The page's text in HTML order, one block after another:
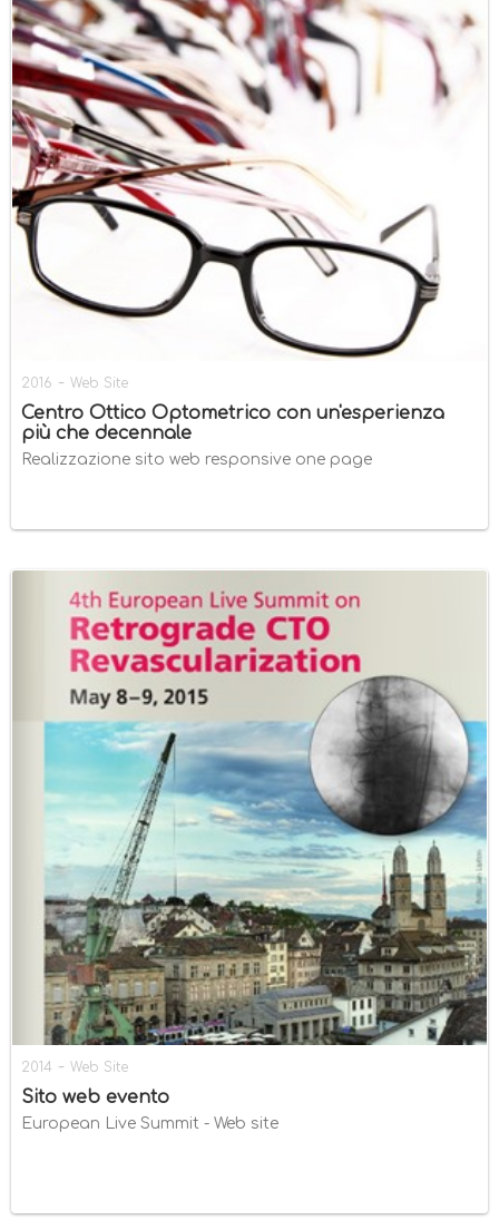
2016 - Web Site
Centro Ottico Optometrico con un'esperienza
più che decennale
Realizzazione sito web responsive one page
2014 - Web Site
Sito web evento
European Live Summit - Web site